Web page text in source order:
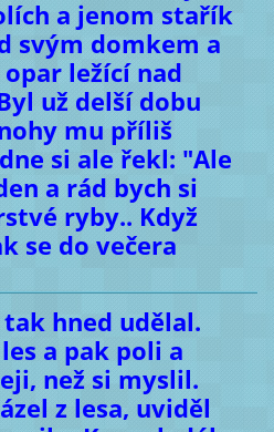
a jenom stařík
svým domkem a
ležící nad
už delší dobu
mu příliš
si ale řekl: "Ale
a rád bych si
ryby.. Když
se do večera
hned udělal.
a pak poli a
než si myslil.
z lesa, uviděl